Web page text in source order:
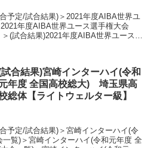
予定/試合結果)＞2021年度AIBA世界ユ
年度AIBA世界ユース選手権大会
＞(試合結果)2021年度AIBA世界ユース選
合結果)宮崎インターハイ(令和
年度 全国高校総大) 埼玉県高
総体【ライトウェルター級】
予定/試合結果)＞宮崎インターハイ(令
覧)＞宮崎インターハイ(令和元年度 全